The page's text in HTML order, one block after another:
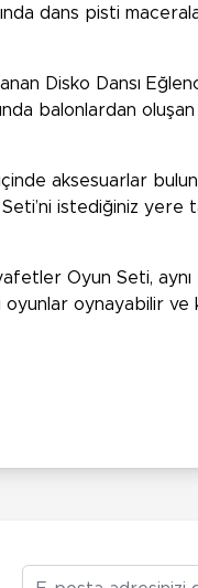
dans pisti
Disko Dansı
balonlardan
aksesuarlar
istediğiniz yere
Oyun Seti, aynı
oynayabilir ve